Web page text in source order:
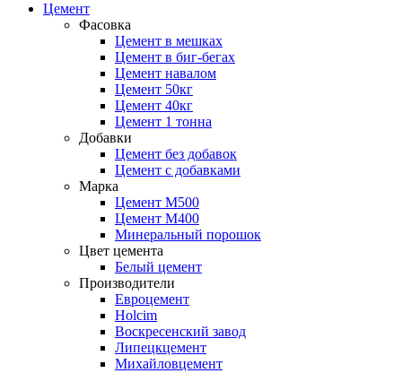
Цемент
Фасовка
Цемент в мешках
Цемент в биг-бегах
Цемент навалом
Цемент 50кг
Цемент 40кг
Цемент 1 тонна
Добавки
Цемент без добавок
Цемент с добавками
Марка
Цемент М500
Цемент М400
Минеральный порошок
Цвет цемента
Белый цемент
Производители
Евроцемент
Holcim
Воскресенский завод
Липецкцемент
Михайловцемент